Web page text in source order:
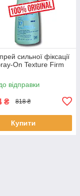
сильної фіксації
On Texture Firm
відправки
₴ 818 ₴
Купити